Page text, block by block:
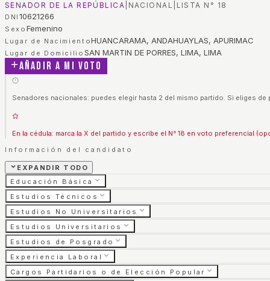
SENADOR DE LA REPÚBLICA NACIONAL LISTA N° 18
DNI 10621266
Sexo Femenino
Lugar de NacimientoHUANCARAMA, ANDAHUAYLAS, APURIMAC
Lugar de Domicilio SAN MARTIN DE PORRES, LIMA, LIMA
Añadir a mi voto
Senadores nacionales: puedes elegir hasta 2 del mismo partido. Si eliges
En la cédula: marca la X del partido y escribe el N° 18 en voto preferencial
Información del candidato
EXPANDIR TODO
Educación Básica
Estudios Técnicos
Estudios No Universitarios
Estudios Universitarios
Estudios de Posgrado
Experiencia Laboral
Cargos Partidarios o de Elección Popular